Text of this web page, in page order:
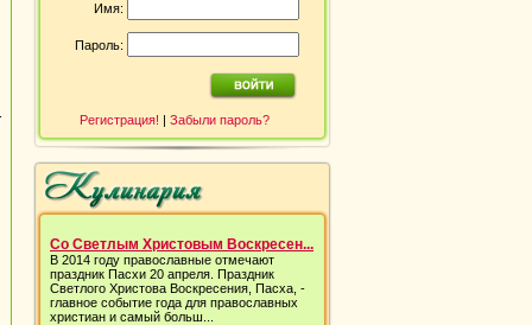
Имя:
Пароль:
Регистрация! | Забыли пароль?
Со Светлым Христовым Воскресен...
В 2014 году православные отмечают
праздник Пасхи 20 апреля. Праздник
Светлого Христова Воскресения, Пасха, -
главное событие года для православных
христиан и самый больш...